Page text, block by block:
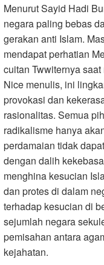
Menurut Sayid Hadi
negara paling bebas
gerakan anti Islam.
mendapat perhatian
cuitan Twwiternya
Nice menulis, ini
provokasi dan
rasionalitas. Semua
radikalisme hanya
perdamaian tidak
dengan dalih
menghina kesucian
dan protes di dalam
terhadap kesucian di
sejumlah negara
pemisahan antara
kejahatan.